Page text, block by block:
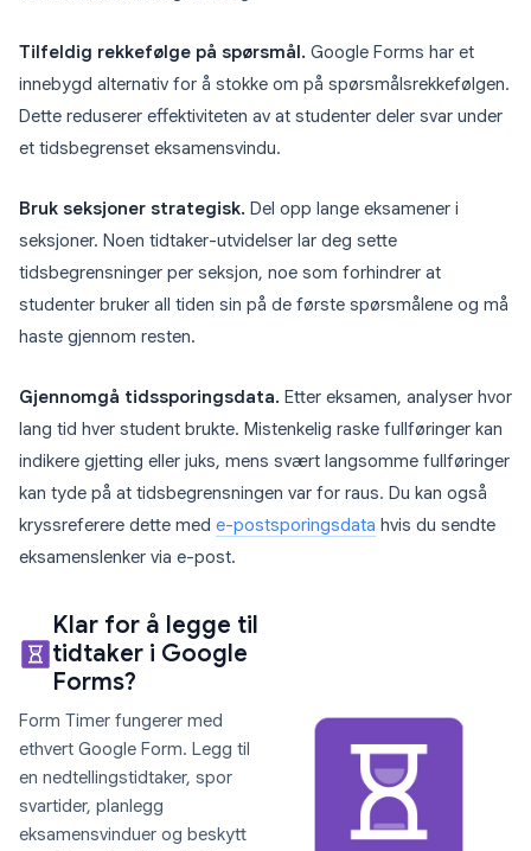
Tilfeldig rekkefølge på spørsmål. Google Forms har et
innebygd alternativ for å stokke om på spørsmålsrekkefølgen.
Dette reduserer effektiviteten av at studenter deler svar under
et tidsbegrenset eksamensvindu.
Bruk seksjoner strategisk. Del opp lange eksamener i
seksjoner. Noen tidtaker-utvidelser lar deg sette
tidsbegrensninger per seksjon, noe som forhindrer at
studenter bruker all tiden sin på de første spørsmålene og må
haste gjennom resten.
Gjennomgå tidssporingsdata. Etter eksamen, analyser hvor
lang tid hver student brukte. Mistenkelig raske fullføringer kan
indikere gjetting eller juks, mens svært langsomme fullføringer
kan tyde på at tidsbegrensningen var for raus. Du kan også
kryssreferere dette med e-postsporingsdata hvis du sendte
eksamenslenker via e-post.
Klar for å legge til
tidtaker i Google
Forms?
Form Timer fungerer med
ethvert Google Form. Legg til
en nedtellingstidtaker, spor
svartider, planlegg
eksamensvinduer og beskytt